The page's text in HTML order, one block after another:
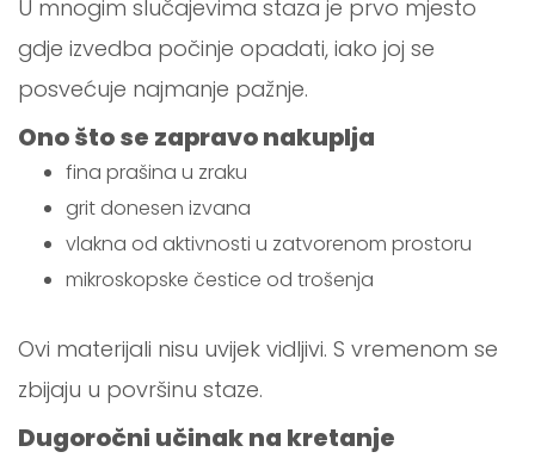
U mnogim slučajevima staza je prvo mjesto
gdje izvedba počinje opadati, iako joj se
posvećuje najmanje pažnje.
Ono što se zapravo nakuplja
fina prašina u zraku
grit donesen izvana
vlakna od aktivnosti u zatvorenom prostoru
mikroskopske čestice od trošenja
Ovi materijali nisu uvijek vidljivi. S vremenom se
zbijaju u površinu staze.
Dugoročni učinak na kretanje